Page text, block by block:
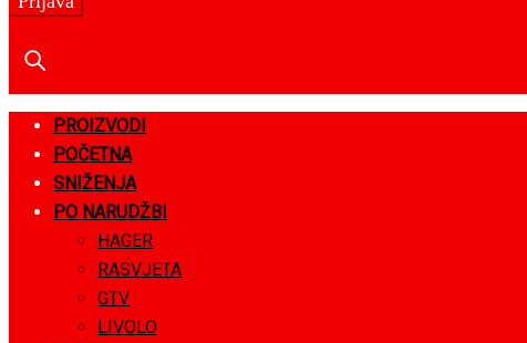
PROIZVODI
POČETNA
SNIŽENJA
PO NARUDŽBI
HAGER
RASVJETA
GTV
LIVOLO